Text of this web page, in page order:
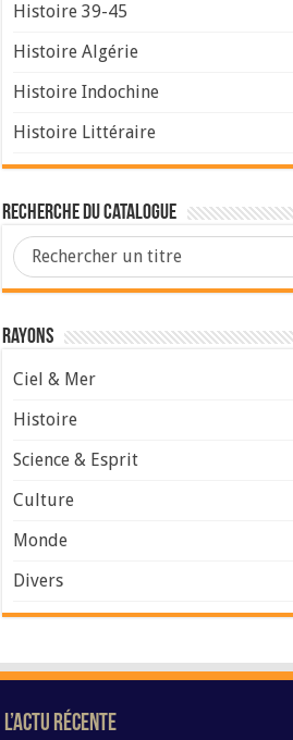
Histoire 39-45
Histoire Algérie
Histoire Indochine
Histoire Littéraire
Recherche du Catalogue
Rayons
Ciel & Mer
Histoire
Science & Esprit
Culture
Monde
Divers
L’Actu Récente